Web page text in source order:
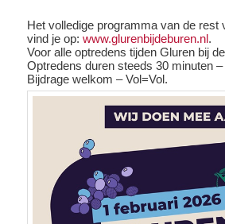
Het volledige programma van de rest
vind je op:www.glurenbijdeburen.nl.
Voor alle optredens tijden Gluren bij
Optredens duren steeds 30 minuten
Bijdrage welkom – Vol=Vol.